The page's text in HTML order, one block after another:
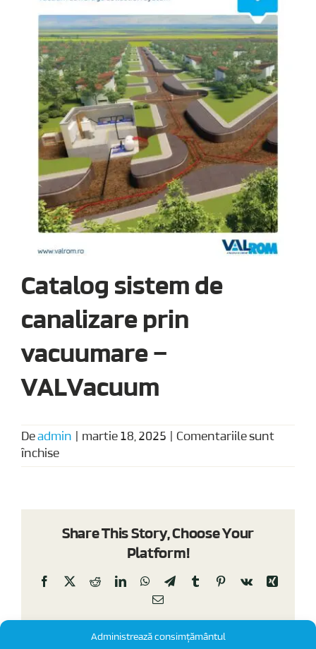
Administrează consimțământul
Catalog sistem de
canalizare prin
vacuumare –
VALVacuum
Deadmin martie 18, 2025
Comentariile sunt
închisepentru
Catalog
prin
VALVacuum
Share This Story, Choose Your
Platform!
Facebook
X RedditLinkedInWhatsApp
TelegramTumblrPinterest
Vk
Xing
E-